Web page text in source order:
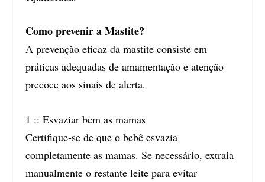
Como prevenir a Mastite?
A prevenção eficaz da mastite consiste em
práticas adequadas de amamentação e atenção
precoce aos sinais de alerta.
1 :: Esvaziar bem as mamas
Certifique-se de que o bebê esvazia
completamente as mamas. Se necessário, extraia
manualmente o restante leite para evitar